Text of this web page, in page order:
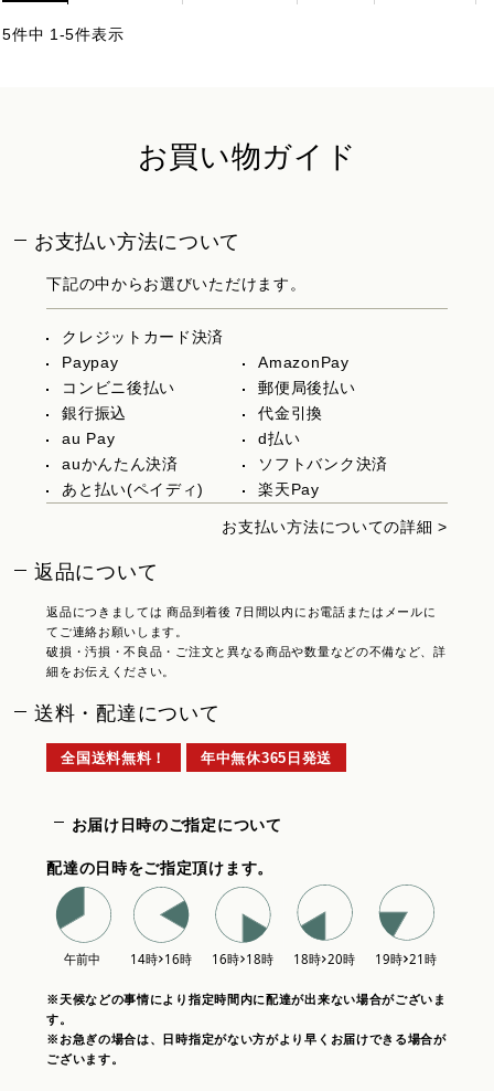
5件中 1-5件表示
お買い物ガイド
お支払い方法について
下記の中からお選びいただけます。
クレジットカード決済
Paypay
AmazonPay
コンビニ後払い
郵便局後払い
銀行振込
代金引換
au Pay
d払い
auかんたん決済
ソフトバンク決済
あと払い(ペイディ)
楽天Pay
お支払い方法についての詳細 >
返品について
返品につきましては 商品到着後 7日間以内にお電話またはメールに
てご連絡お願いします。
破損・汚損・不良品・ご注文と異なる商品や数量などの不備など、詳
細をお伝えください。
送料・配達について
全国送料無料！ 年中無休365日発送
お届け日時のご指定について
配達の日時をご指定頂けます。
※天候などの事情により指定時間内に配達が出来ない場合がございま
す。
※お急ぎの場合は、日時指定がない方がより早くお届けできる場合が
ございます。